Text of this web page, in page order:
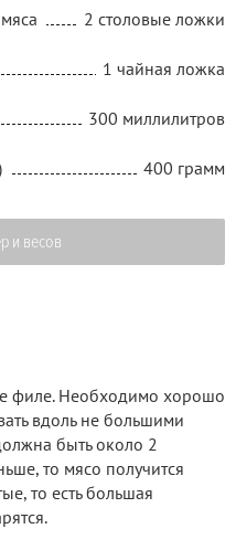
2 столовые ложки
1 чайная ложка
300 миллилитров
400 грамм
и весов
филе. Необходимо хорошо
вдоль не большими
быть около 2
то мясо получится
то есть большая